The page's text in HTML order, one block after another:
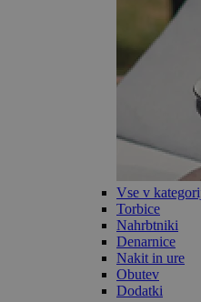
Vse v
Torbice
Nahrbtniki
Denarnice
Nakit in ure
Obutev
Dodatki